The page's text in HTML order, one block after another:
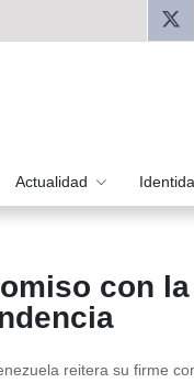
Actualidad
con
reitera su firme